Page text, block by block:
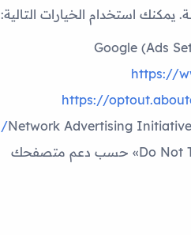
استخدام الخيارات التالية:
https://
https://
Network Advertising